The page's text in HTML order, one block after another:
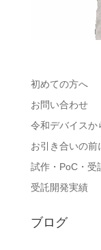
初めての方へ
お問い合わせ
令和デバイスか
お引き合いの前
試作・PoC・受
受託開発実績
ブログ